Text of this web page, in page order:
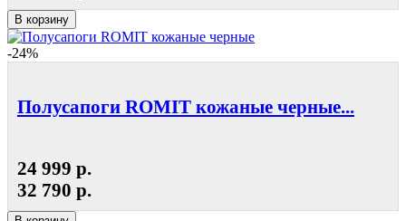
В корзину
-24%
Полусапоги ROMIT кожаные черные...
24 999 р.
32 790 р.